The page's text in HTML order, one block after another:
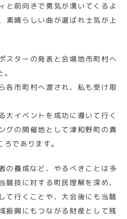
と前向きで勇気が湧いてくるよ
素晴らしい曲が選ばれ士気が上
スターの発表と会場地市町村へ
各市町村へ渡され、私も受け取
大イベントを成功に導いて行く
グの開催地として津和野町の責
であります。
の養成など、やるべきことは多
競技に対する町民理解を深め、
て行くことや、大会後にも当競
振興にもつながる財産として残